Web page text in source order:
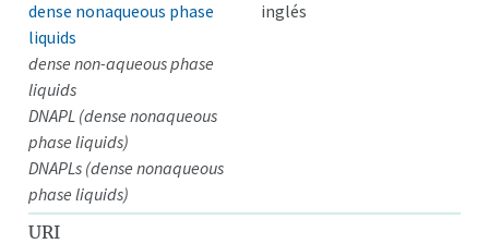
dense nonaqueous phase
liquids
inglés
dense non-aqueous phase
liquids
DNAPL (dense nonaqueous
phase liquids)
DNAPLs (dense nonaqueous
phase liquids)
URI